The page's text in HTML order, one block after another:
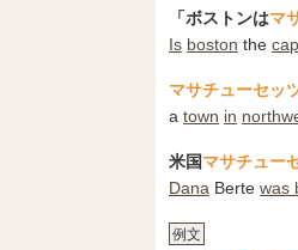
「ボストンはマ
Is boston the
マサチューセッ
a town in
米国マサチュー
Dana Berte was
例文